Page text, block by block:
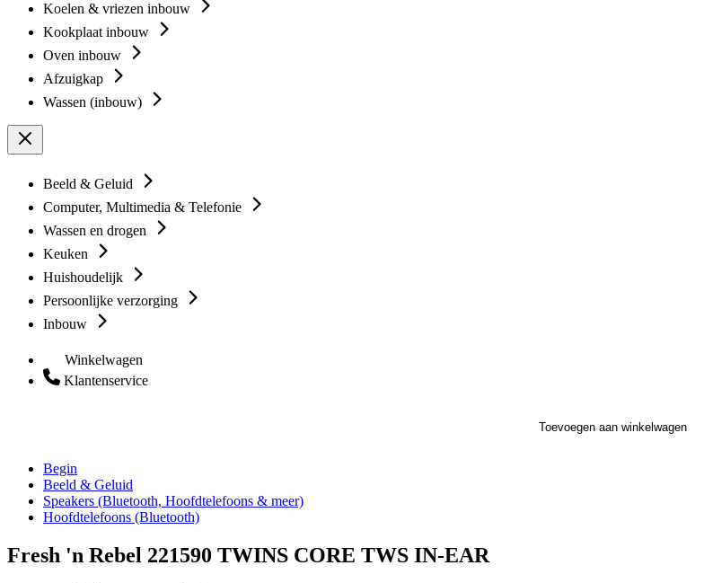
Koelen & vriezen inbouw
Kookplaat inbouw
Oven inbouw
Afzuigkap
Wassen (inbouw)
Beeld & Geluid
Computer, Multimedia & Telefonie
Wassen en drogen
Keuken
Huishoudelijk
Persoonlijke verzorging
Inbouw
Winkelwagen
Klantenservice
Toevoegen aan winkelwagen
Begin
Beeld & Geluid
Speakers (Bluetooth, Hoofdtelefoons & meer)
Hoofdtelefoons (Bluetooth)
Fresh 'n Rebel 221590 TWINS CORE TWS IN-EAR